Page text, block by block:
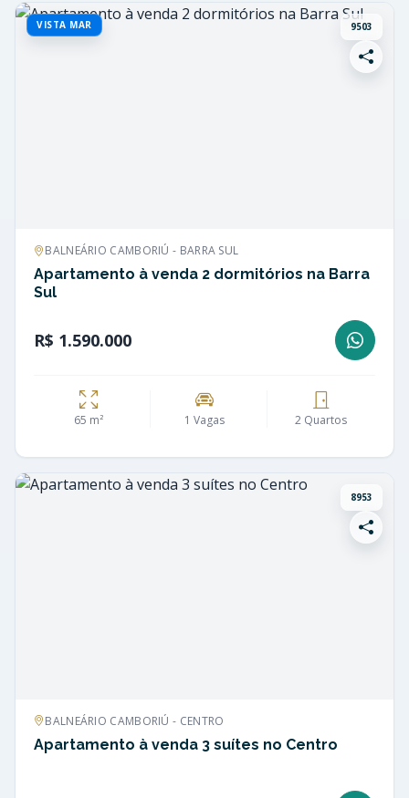
VISTA MAR 9503
BALNEÁRIO CAMBORIÚ - BARRA SUL
Apartamento à venda 2 dormitórios na Barra
Sul
R$ 1.590.000
65 m² 1 Vagas 2 Quartos
8953
BALNEÁRIO CAMBORIÚ - CENTRO
Apartamento à venda 3 suítes no Centro